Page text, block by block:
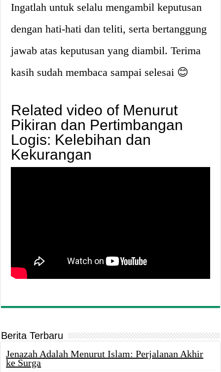
Ingatlah untuk selalu mengambil keputusan
dengan hati-hati dan teliti, serta bertanggung
jawab atas keputusan yang diambil. Terima
kasih sudah membaca sampai selesai 😊
Related video of Menurut
Pikiran dan Pertimbangan
Logis: Kelebihan dan
Kekurangan
Berita Terbaru
Jenazah Adalah Menurut Islam: Perjalanan Akhir
ke Surga